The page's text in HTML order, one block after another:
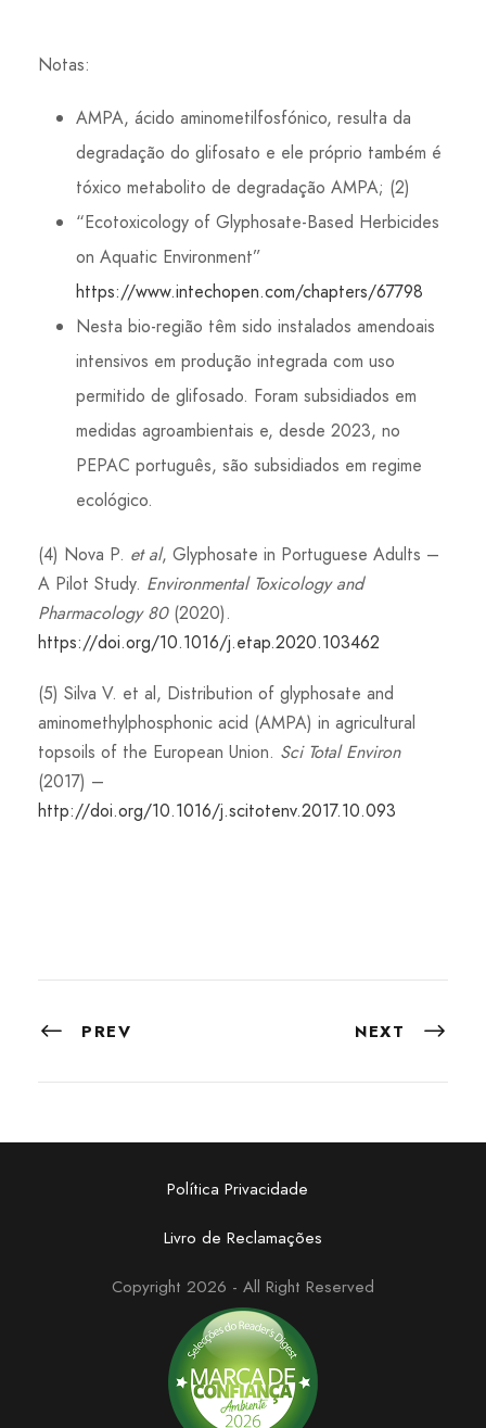
Notas:
AMPA, ácido aminometilfosfónico, resulta da
degradação do glifosato e ele próprio também é
tóxico metabolito de degradação AMPA; (2)
“Ecotoxicology of Glyphosate-Based Herbicides
on Aquatic Environment”
https://www.intechopen.com/chapters/67798
Nesta bio-região têm sido instalados amendoais
intensivos em produção integrada com uso
permitido de glifosado. Foram subsidiados em
medidas agroambientais e, desde 2023, no
PEPAC português, são subsidiados em regime
ecológico.
(4) Nova P. et al, Glyphosate in Portuguese Adults –
A Pilot Study. Environmental Toxicology and
Pharmacology 80(2020).
https://doi.org/10.1016/j.etap.2020.103462
(5) Silva V. et al, Distribution of glyphosate and
aminomethylphosphonic acid (AMPA) in agricultural
topsoils of the European Union. Sci Total Environ
(2017) –
http://doi.org/10.1016/j.scitotenv.2017.10.093
PREV NEXT
Política Privacidade
Livro de Reclamações
Copyright 2026 - All Right Reserved